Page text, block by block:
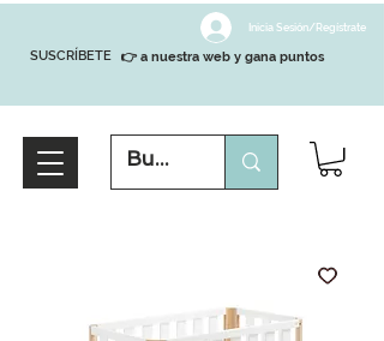
SUSCRÍBETE
Inicia Sesión/Regístrate
👉 a nuestra web y gana puntos